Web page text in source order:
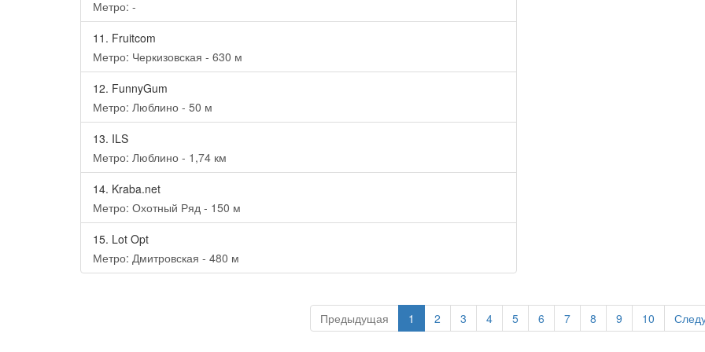
Метро: -
11. Fruitcom
Метро: Черкизовская - 630 м
12. FunnyGum
Метро: Люблино - 50 м
13. ILS
Метро: Люблино - 1,74 км
14. Kraba.net
Метро: Охотный Ряд - 150 м
15. Lot Opt
Метро: Дмитровская - 480 м
Предыдущая 1 2 3 4 5 6 7 8 9 10